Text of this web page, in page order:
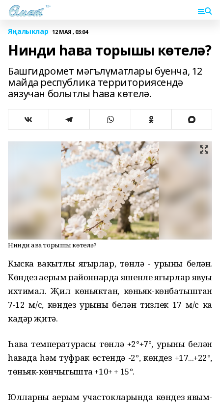
Яңалыклар 12 МАЯ , 03:04
Нинди һава торышы көтелә?
Башгидромет мәгълүматлары буенча, 12
майда республика территориясендә
аязучан болытлы һава көтелә.
Нинди һава торышы көтелә?
Кыска вакытлы яңгырлар, төнлә - урыны белән.
Көндез аерым районнарда яшенле яңгырлар явуы
ихтимал. Җил көньяктан, көньяк-көнбатыштан
7-12 м/с, көндез урыны белән тизлек 17 м/с ка
кадәр җитә.
Һава температурасы төнлә +2°+7°, урыны белән
һавада һәм туфрак өстендә -2°, көндез +17...+22°,
төньяк-көнчыгышта +10+ + 15°.
Юлларның аерым участокларында көндез явым-